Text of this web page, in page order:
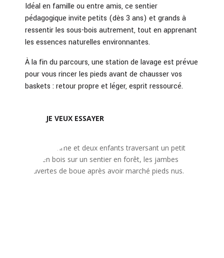
Idéal en famille ou entre amis, ce sentier
pédagogique invite petits (dès 3 ans) et grands à
ressentir les sous-bois autrement, tout en apprenant
les essences naturelles environnantes.
À la fin du parcours, une station de lavage est prévue
pour vous rincer les pieds avant de chausser vos
baskets : retour propre et léger, esprit ressourcé.
JE VEUX ESSAYER